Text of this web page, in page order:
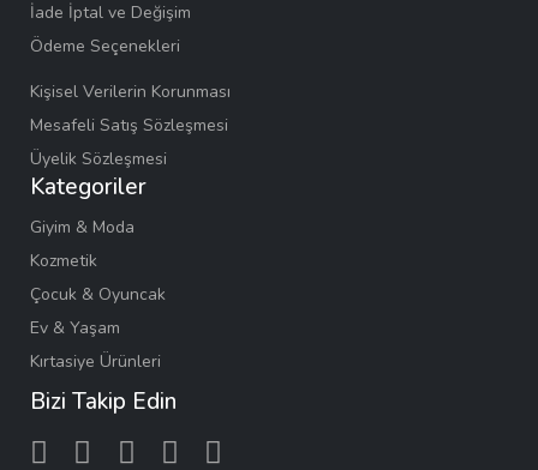
İade İptal ve Değişim
Ödeme Seçenekleri
Kişisel Verilerin Korunması
Mesafeli Satış Sözleşmesi
Üyelik Sözleşmesi
Kategoriler
Giyim & Moda
Kozmetik
Çocuk & Oyuncak
Ev & Yaşam
Kırtasiye Ürünleri
Bizi Takip Edin